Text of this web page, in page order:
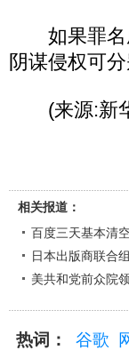
如果罪名
阴谋侵权可分
(来源:新
相关报道：
百度三天基本清
日本出版商联合
美共和党前众院
热词： 谷歌